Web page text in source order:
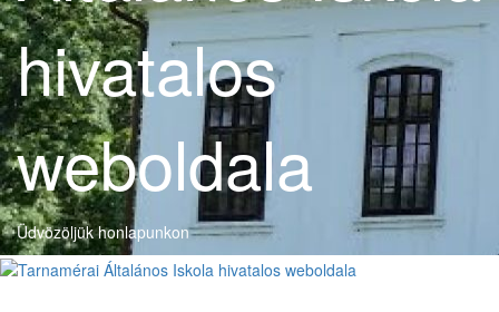
hivatalos
weboldala
Üdvözöljük honlapunkon
Primary